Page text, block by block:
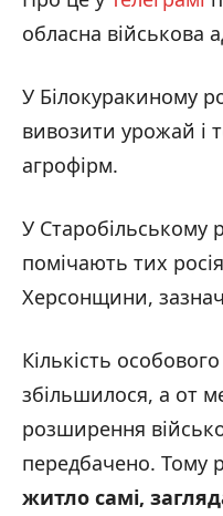
обласна військова
У Білокуракиному
вивозити урожай і
агрофірм.
У Старобільському
помічають тих
Херсонщини,
Кількість
збільшилося, а от
розширення
передбачено. Тому
житло самі,